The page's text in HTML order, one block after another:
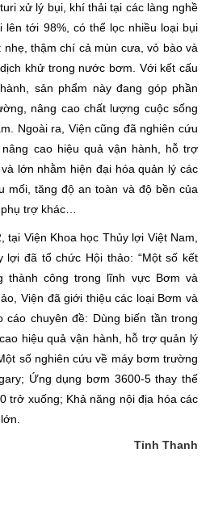
xử lý bụi, khí thải tại các làng nghề
lên tới 98%, có thể lọc nhiều loại bụi
nhẹ, thậm chí cả mùn cưa, vỏ bào và
khử trong nước bơm. Với kết cấu
sản phẩm này đang góp phần
nâng cao chất lượng cuộc sống
Ngoài ra, Viện cũng đã nghiên cứu
cao hiệu quả vận hành, hỗ trợ
lớn nhằm hiện đại hóa quản lý các
mối, tăng độ an toàn và độ bền của
phụ trợ khác…
tại Viện Khoa học Thủy lợi Việt Nam,
lợi đã tổ chức Hội thảo: “Một số kết
thành công trong lĩnh vực Bơm và
Viện đã giới thiệu các loại Bơm và
chuyên đề: Dùng biến tần trong
hiệu quả vận hành, hỗ trợ quản lý
số nghiên cứu về máy bơm trường
Ứng dụng bơm 3600-5 thay thế
trở xuống; Khả năng nội địa hóa các
Tỉnh Thanh